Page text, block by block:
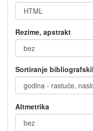
Rezime, apstrakt
Sortiranje
Altmetrika